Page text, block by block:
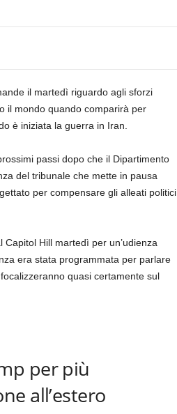
il martedì riguardo agli sforzi
il mondo quando comparirà per
è iniziata la guerra in Iran.
passi dopo che il Dipartimento
del tribunale che mette in pausa
per compensare gli alleati politici
Hill martedì per un’udienza
era stata programmata per parlare
quasi certamente sul
per più
all’estero